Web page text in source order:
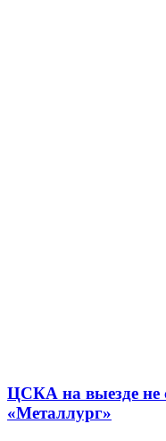
ЦСКА на выезде не
«Металлург»